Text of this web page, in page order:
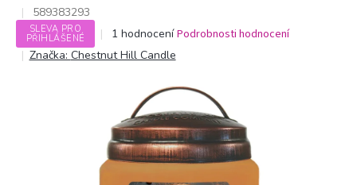
589383293
SLEVA PRO
PŘIHLÁŠENÉ
Průměrné
hodnocení
produktu
5
hvězdiček.
1 hodnocení Podrobnosti hodnocení
Značka: Chestnut Hill Candle